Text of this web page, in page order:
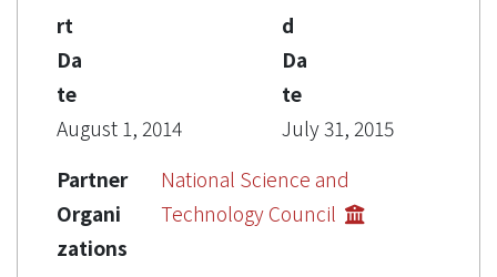
rt
Da
te
August 1, 2014
d
Da
te
July 31, 2015
Partner
Organi
zations
National Science and
Technology Council